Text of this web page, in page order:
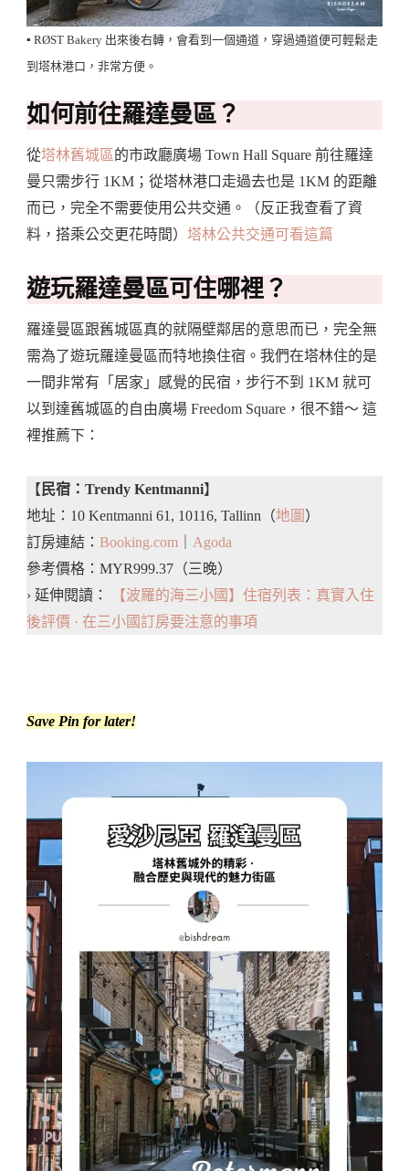
▪️ RØST Bakery 出來後右轉，會看到一個通道，穿過通道便可輕鬆走
到塔林港口，非常方便。
如何前往羅達曼區？
從塔林舊城區的市政廳廣場 Town Hall Square 前往羅達
曼只需步行 1KM；從塔林港口走過去也是 1KM 的距離
而已，完全不需要使用公共交通。（反正我查看了資
料，搭乘公交更花時間） 塔林公共交通可看這篇
遊玩羅達曼區可住哪裡？
羅達曼區跟舊城區真的就隔壁鄰居的意思而已，完全無
需為了遊玩羅達曼區而特地換住宿。我們在塔林住的是
一間非常有「居家」感覺的民宿，步行不到 1KM 就可
以到達舊城區的自由廣場 Freedom Square，很不錯～ 這
裡推薦下：
【 民宿：Trendy Kentmanni】
地址：10 Kentmanni 61, 10116, Tallinn（地圖 ）
訂房連結： Booking.com
Agoda
參考價格：MYR999.37（三晚）
› 延伸閱讀：
【波羅的海三小國】住宿列表：真實入住
後評價 · 在三小國訂房要注意的事項
Save Pin for later!